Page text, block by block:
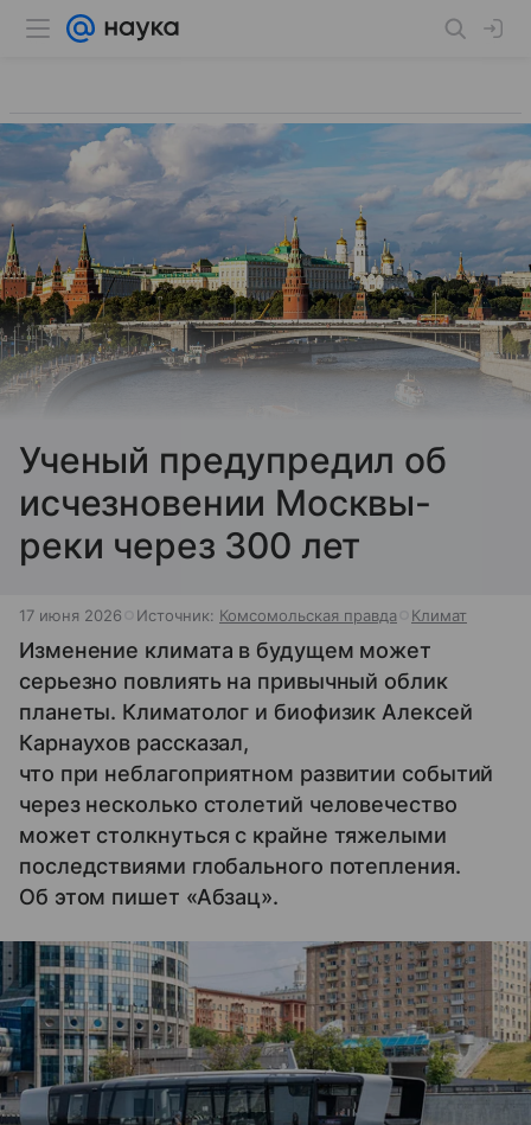
Ученый предупредил об
исчезновении Москвы-
реки через 300 лет
17 июня 2026 Источник: Комсомольская правда Климат
Изменение климата в будущем может
серьезно повлиять на привычный облик
планеты. Климатолог и биофизик Алексей
Карнаухов рассказал,
что при неблагоприятном развитии событий
через несколько столетий человечество
может столкнуться с крайне тяжелыми
последствиями глобального потепления.
Об этом пишет «Абзац».